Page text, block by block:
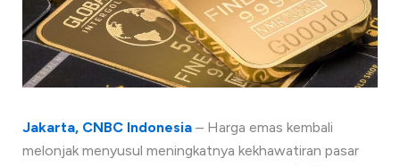
Jakarta, CNBC Indonesia– Harga emas kembali
melonjak menyusul meningkatnya kekhawatiran pasar